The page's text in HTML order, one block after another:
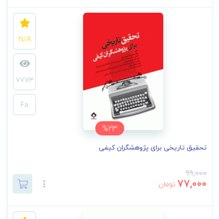
%23
N/A
7773
Fa
تحقیق تاریخی برای پژوهشگران کیفی
99,000
77,000 تومان